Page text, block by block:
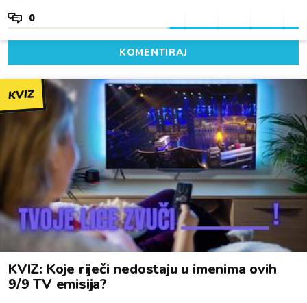
0
KOMENTIRAJ
KVIZ
KVIZ: Koje riječi nedostaju u imenima ovih
9/9 TV emisija?